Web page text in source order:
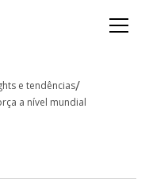
e tendências/
a nível mundial